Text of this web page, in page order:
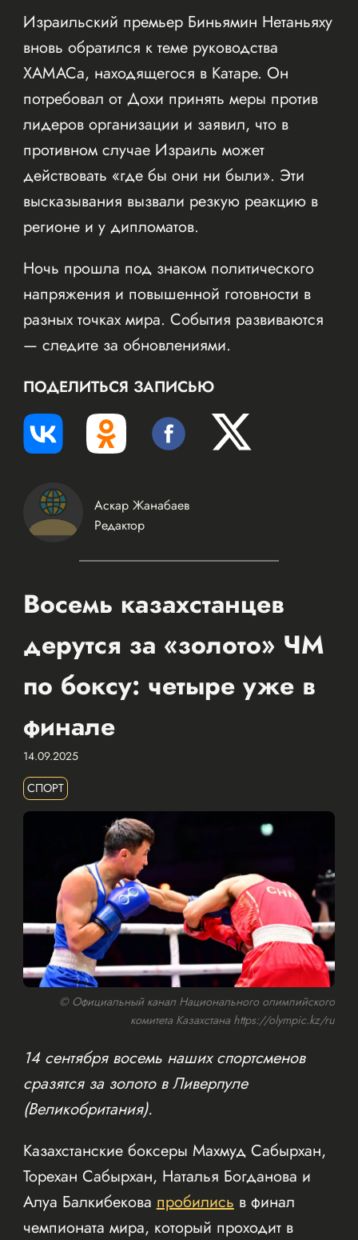
Израильский премьер Биньямин Нетаньяху
вновь обратился к теме руководства
ХАМАСа, находящегося в Катаре. Он
потребовал от Дохи принять меры против
лидеров организации и заявил, что в
противном случае Израиль может
действовать «где бы они ни были». Эти
высказывания вызвали резкую реакцию в
регионе и у дипломатов.
Ночь прошла под знаком политического
напряжения и повышенной готовности в
разных точках мира. События развиваются
— следите за обновлениями.
ПОДЕЛИТЬСЯ ЗАПИСЬЮ
Аскар Жанабаев
Редактор
Восемь казахстанцев
дерутся за «золото» ЧМ
по боксу: четыре уже в
финале
14.09.2025
СПОРТ
© Официальный канал Национального олимпийского
комитета Казахстана https://olympic.kz/ru
14 сентября восемь наших спортсменов
сразятся за золото в Ливерпуле
(Великобритания).
Казахстанские боксеры Махмуд Сабырхан,
Торехан Сабырхан, Наталья Богданова и
Алуа Балкибековапробилисьв финал
чемпионата мира, который проходит в